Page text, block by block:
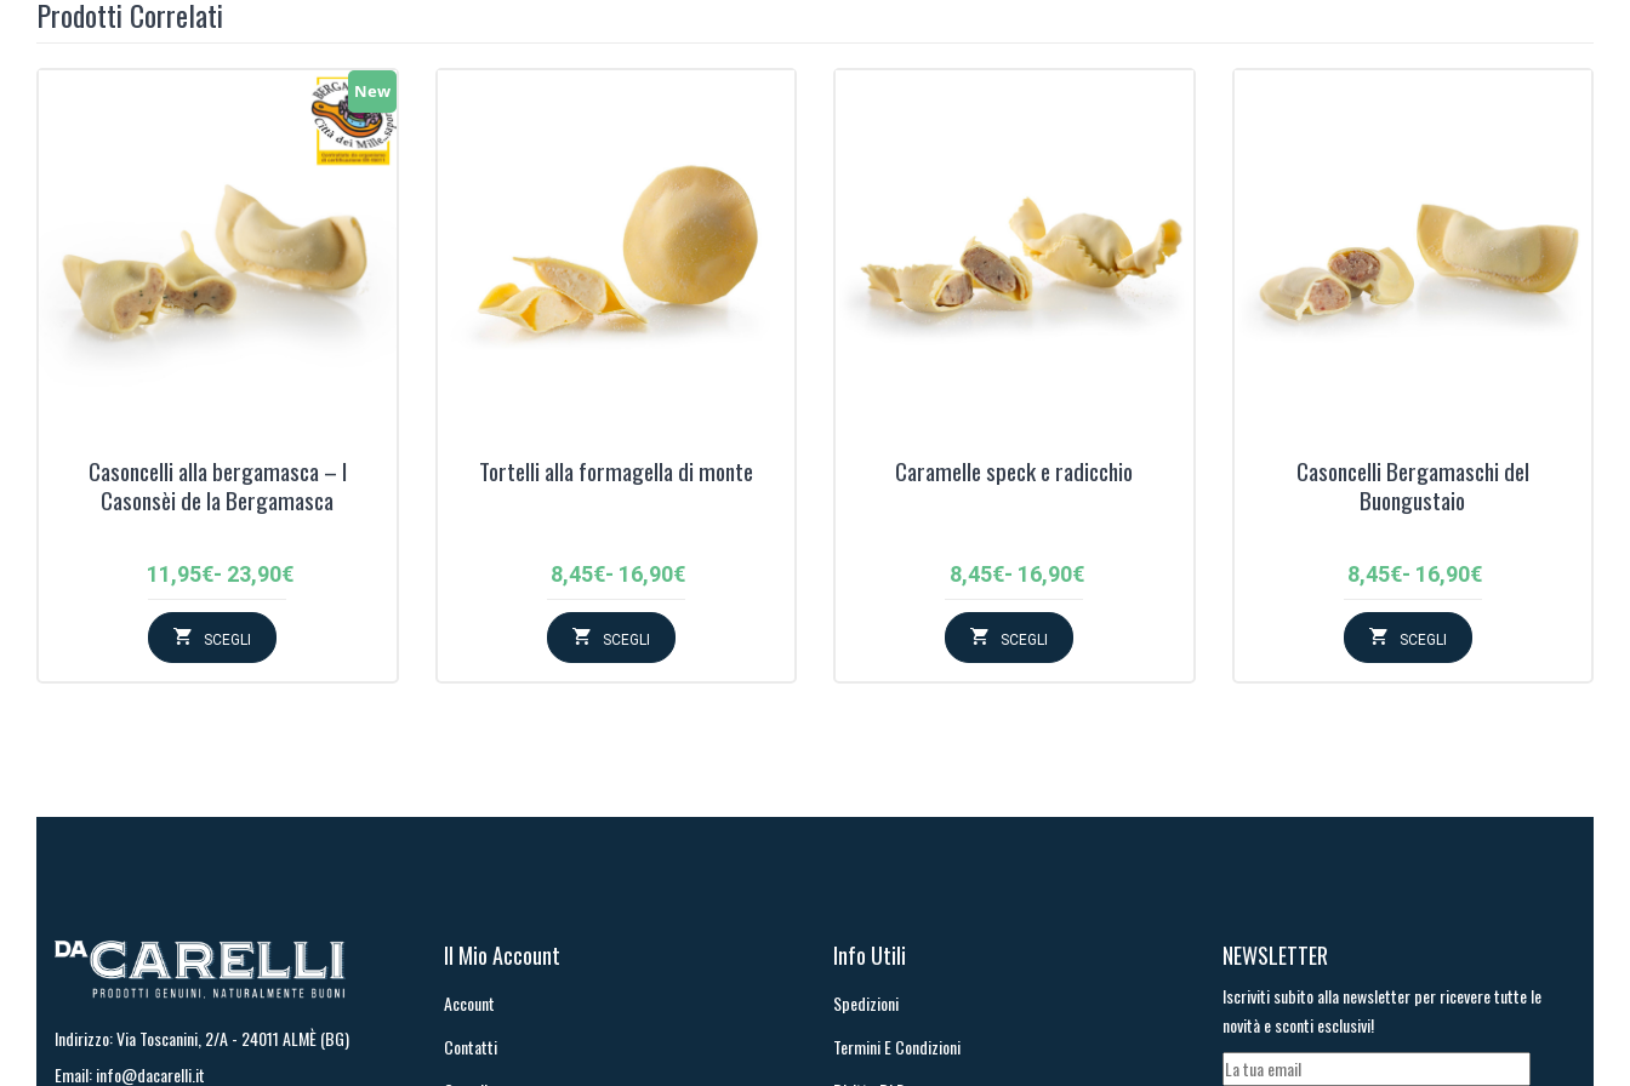
Prodotti Correlati
New
Casoncelli alla bergamasca – I
Casonsèi de la Bergamasca
11,95€- 23,90€
Fascia
prezzo:
da
SCEGLI
Tortelli alla formagella di monte
8,45€- 16,90€
Fascia
prezzo:
da
SCEGLI
Caramelle speck e radicchio
8,45€- 16,90€
Fascia
prezzo:
da
SCEGLI
Casoncelli Bergamaschi del
Buongustaio
8,45€- 16,90€
Fascia
prezzo:
da
SCEGLI
Indirizzo: Via Toscanini, 2/A - 24011 ALMÈ (BG)
Email:info@dacarelli.it
Il Mio Account
Account
Contatti
Info Utili
Spedizioni
Termini E Condizioni
NEWSLETTER
Iscriviti subito alla newsletter per ricevere tutte le
novità e sconti esclusivi!